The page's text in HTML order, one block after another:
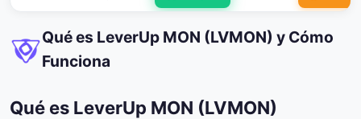
Qué es LeverUp MON (LVMON) y Cómo
Funciona
Qué es LeverUp MON (LVMON)